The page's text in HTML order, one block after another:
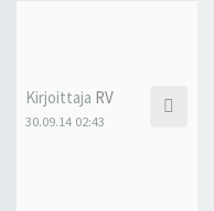
Kirjoittaja RV
30.09.14 02:43